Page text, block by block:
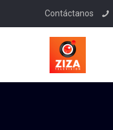
Contáctanos